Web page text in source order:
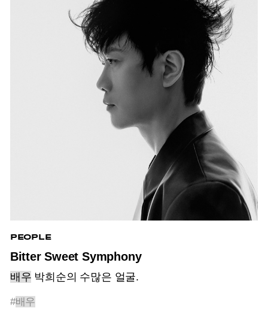
PEOPLE
Bitter Sweet Symphony
배우 박희순의 수많은 얼굴.
#배우